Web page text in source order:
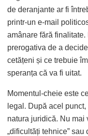
de deranjante ar fi
printr-un e-mail
amânare fără
prerogativa de a
cetățeni și ce trebuie
speranța că va fi uitat.
Momentul-cheie este
legal. După acel
natura juridică. Nu mai
„dificultăți tehnice” sau